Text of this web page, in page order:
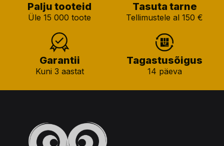
Palju tooteid
Üle 15 000 toote
Tasuta tarne
Tellimustele al 150 €
Garantii
Kuni 3 aastat
Tagastusõigus
14 päeva